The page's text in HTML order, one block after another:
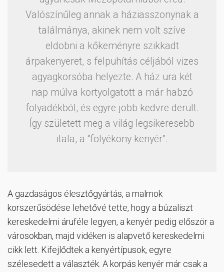
Valószínűleg annak a háziasszonynak a
találmánya, akinek nem volt szíve
eldobni a kőkeményre szikkadt
árpakenyeret, s felpuhítás céljából vizes
agyagkorsóba helyezte. A ház ura két
nap múlva kortyolgatott a már habzó
folyadékból, és egyre jobb kedvre derült.
Így született meg a világ legsikeresebb
itala, a “folyékony kenyér”.
A gazdaságos élesztőgyártás, a malmok
korszerűsödése lehetővé tette, hogy a búzaliszt
kereskedelmi áruféle legyen, a kenyér pedig először a
városokban, majd vidéken is alapvető kereskedelmi
cikk lett. Kifejlődtek a kenyértípusok, egyre
szélesedett a választék. A korpás kenyér már csak a